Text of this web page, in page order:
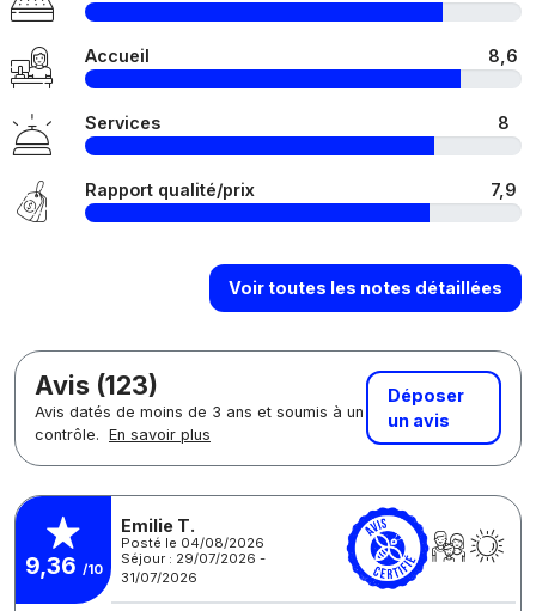
Accueil 8,6
Services 8
Rapport qualité/prix 7,9
Voir toutes les notes détaillées
Avis (123)
Avis datés de moins de 3 ans et soumis à un
contrôle. En savoir plus
Déposer
un avis
9,36 /10
Emilie T.
Posté le 04/08/2026
Séjour : 29/07/2026 -
31/07/2026